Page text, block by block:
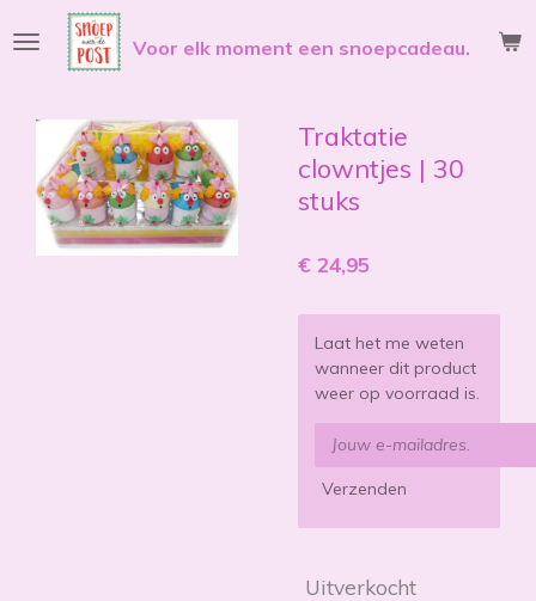
direct
hoofdinhoud
Voor elk moment een snoepcadeau.
Traktatie
clowntjes | 30
stuks
€ 24,95
Laat het me weten
wanneer dit product
weer op voorraad is.
Verzenden
Uitverkocht